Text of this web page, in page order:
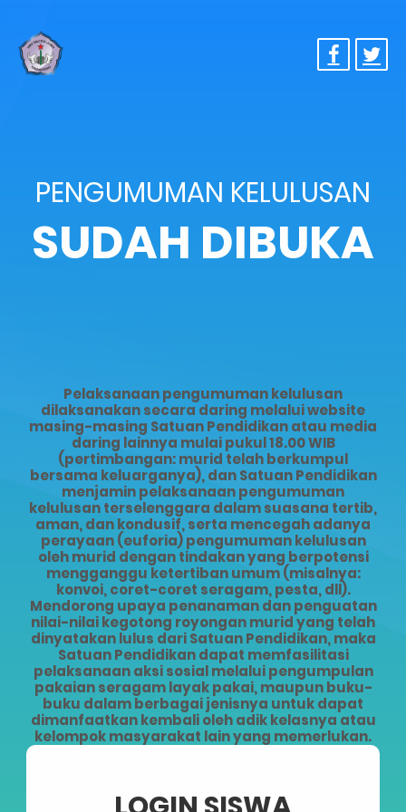
PENGUMUMAN KELULUSAN
SUDAH DIBUKA
Pelaksanaan pengumuman kelulusan
dilaksanakan secara daring melalui website
masing-masing Satuan Pendidikan atau media
daring lainnya mulai pukul 18.00 WIB
(pertimbangan: murid telah berkumpul
bersama keluarganya), dan Satuan Pendidikan
menjamin pelaksanaan pengumuman
kelulusan terselenggara dalam suasana tertib,
aman, dan kondusif, serta mencegah adanya
perayaan (euforia) pengumuman kelulusan
oleh murid dengan tindakan yang berpotensi
mengganggu ketertiban umum (misalnya:
konvoi, coret-coret seragam, pesta, dll).
Mendorong upaya penanaman dan penguatan
nilai-nilai kegotong royongan murid yang telah
dinyatakan lulus dari Satuan Pendidikan, maka
Satuan Pendidikan dapat memfasilitasi
pelaksanaan aksi sosial melalui pengumpulan
pakaian seragam layak pakai, maupun buku-
buku dalam berbagai jenisnya untuk dapat
dimanfaatkan kembali oleh adik kelasnya atau
kelompok masyarakat lain yang memerlukan.